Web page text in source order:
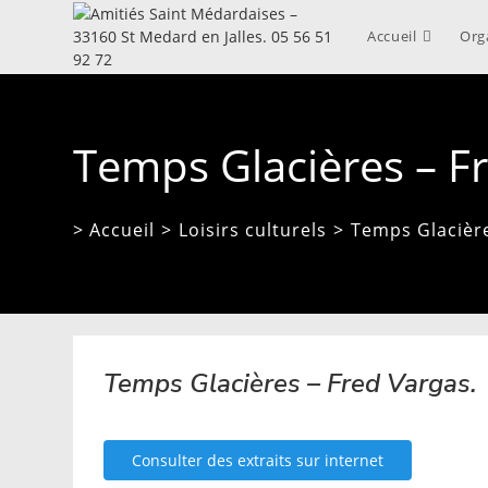
Accueil
Temps Glacières –
> Accueil > Loisirs culturels > Temps
Temps Glacières – Fred Vargas.
Consulter des extraits sur internet